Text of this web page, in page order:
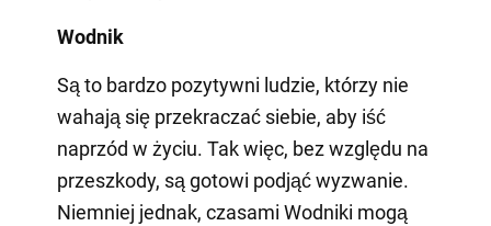
Wodnik
Są to bardzo pozytywni ludzie, którzy nie
wahają się przekraczać siebie, aby iść
naprzód w życiu. Tak więc, bez względu na
przeszkody, są gotowi podjąć wyzwanie.
Niemniej jednak, czasami Wodniki mogą